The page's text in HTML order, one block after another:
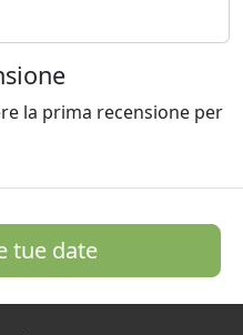
la prima recensione per
tue date